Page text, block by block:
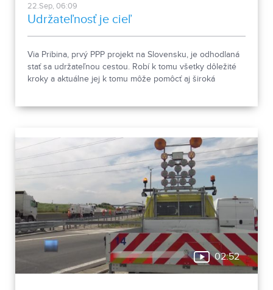
22.Sep, 06:09
Udržateľnosť je cieľ
Via Pribina, prvý PPP projekt na Slovensku, je odhodlaná
stať sa udržateľnou cestou. Robí k tomu všetky dôležité
kroky a aktuálne jej k tomu môže pomôcť aj široká
02:52